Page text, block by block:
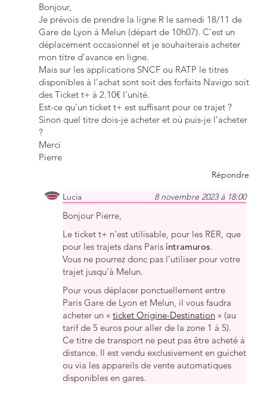
Bonjour,
Je prévois de prendre la ligne R le samedi 18/11 de
Gare de Lyon à Melun (départ de 10h07). C’est un
déplacement occasionnel et je souhaiterais acheter
mon titre d’avance en ligne.
Mais sur les applications SNCF ou RATP le titres
disponibles à l’achat sont soit des forfaits Navigo soit
des Ticket t+ à 2.10€ l’unité.
Est-ce qu’un ticket t+ est suffisant pour ce trajet ?
Sinon quel titre dois-je acheter et où puis-je l’acheter
?
Merci
Pierre
Répondre
Lucia 8 novembre 2023 à 18:00
Bonjour Pierre,
Le ticket t+ n’est utilisable, pour les RER, que
pour les trajets dans Paris intramuros.
Vous ne pourrez donc pas l’utiliser pour votre
trajet jusqu’à Melun.
Pour vous déplacer ponctuellement entre
Paris Gare de Lyon et Melun, il vous faudra
acheter un « ticket Origine-Destination » (au
tarif de 5 euros pour aller de la zone 1 à 5).
Ce titre de transport ne peut pas être acheté à
distance. Il est vendu exclusivement en guichet
ou via les appareils de vente automatiques
disponibles en gares.